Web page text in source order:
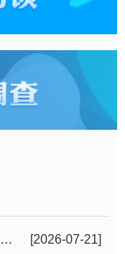
[2026-07-21]